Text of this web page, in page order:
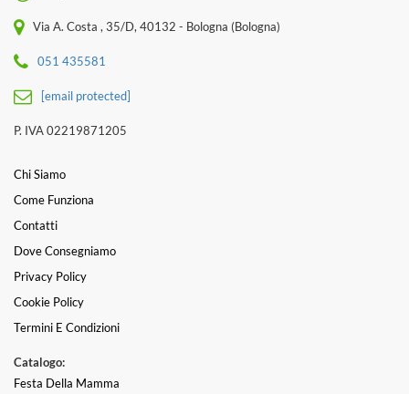
Via A. Costa , 35/D, 40132 - Bologna (Bologna)
051 435581
[email protected]
P. IVA 02219871205
Chi Siamo
Come Funziona
Contatti
Dove Consegniamo
Privacy Policy
Cookie Policy
Termini E Condizioni
Catalogo:
Festa Della Mamma